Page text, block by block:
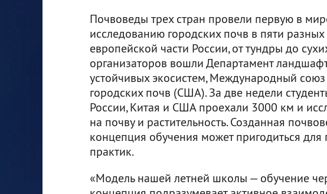
Почвоведы трех стран провели первую в
исследованию городских почв в пяти
европейской части России, от тундры до
организаторов вошли Департамент
устойчивых экосистем, Международный
городских почв (США). За две недели
России, Китая и США проехали 3000 км и
на почву и растительность. Созданная
концепция обучения может пригодиться
практик.
«Модель нашей летней школы — обучение